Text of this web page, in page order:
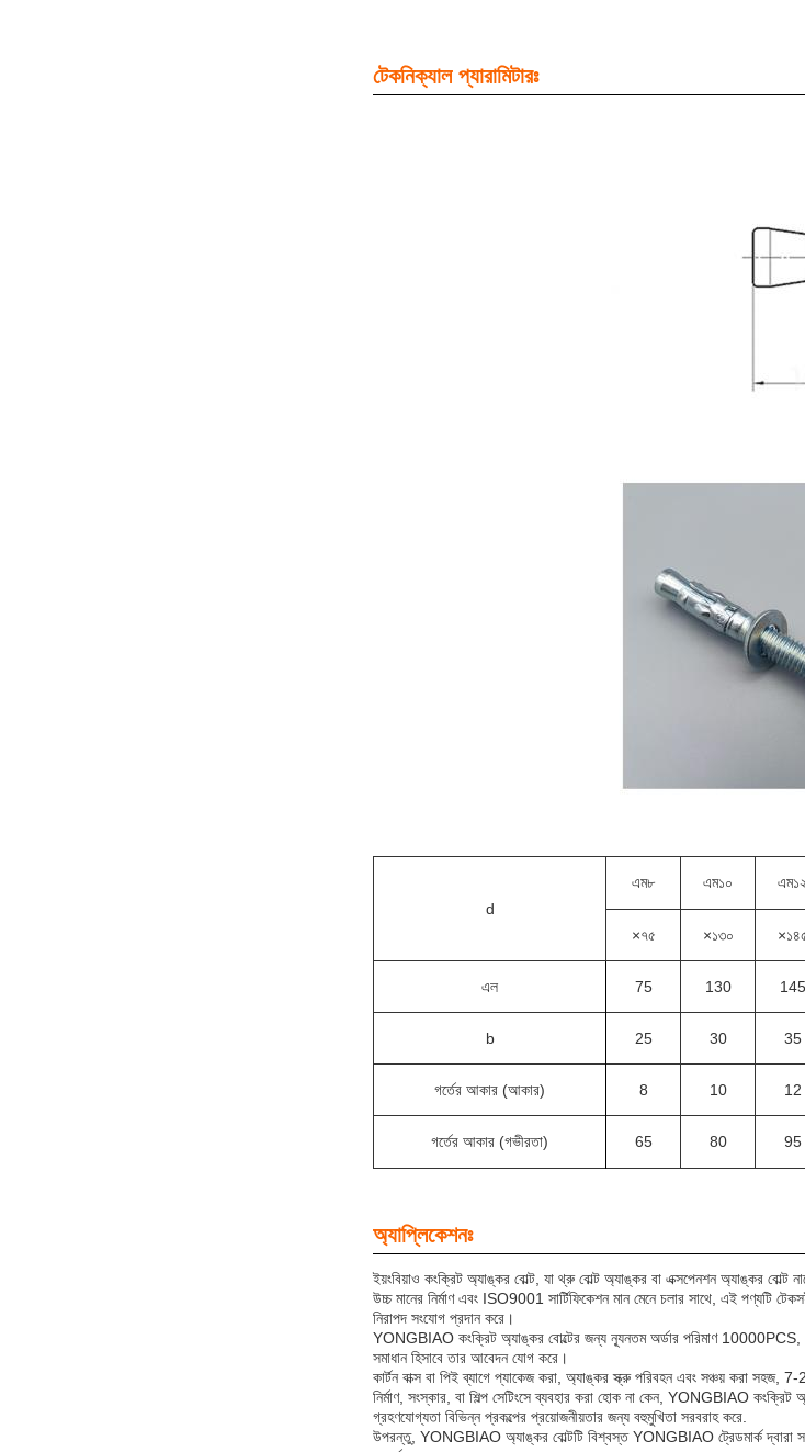
টেকনিক্যাল প্যারামিটারঃ
d
এম৮ এম১০ এম১২
×৭৫ ×১৩০
এল 75 130 145
b 25 30 35
গর্তের আকার (আকার) 8 10 12
গর্তের আকার (গভীরতা) 65 80 95
অ্যাপ্লিকেশনঃ
ইয়ংবিয়াও কংক্রিট অ্যাঙ্কর বোল্ট, যা থ্রু বোল্ট অ্যাঙ্কর বা এক্সপেনশন অ্যাঙ্কর
উচ্চ মানের নির্মাণ এবং ISO9001 সার্টিফিকেশন মান মেনে চলার সাথে, এই পণ্যটি
নিরাপদ সংযোগ প্রদান করে।
YONGBIAO কংক্রিট অ্যাঙ্কর বোল্টের জন্য ন্যূনতম অর্ডার পরিমাণ 10000PCS,
সমাধান হিসাবে তার আবেদন যোগ করে।
কার্টন বাক্স বা পিই ব্যাগে প্যাকেজ করা, অ্যাঙ্কর স্ক্রু পরিবহন এবং সঞ্চয় করা সহজ,
নির্মাণ, সংস্কার, বা শিল্প সেটিংসে ব্যবহার করা হোক না কেন, YONGBIAO
গ্রহণযোগ্যতা বিভিন্ন প্রকল্পের প্রয়োজনীয়তার জন্য বহুমুখিতা সরবরাহ করে.
উপরন্তু, YONGBIAO অ্যাঙ্কর বোল্টটি বিশ্বস্ত YONGBIAO ট্রেডমার্ক দ্বারা